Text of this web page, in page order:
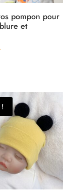
pompon pour
et
!